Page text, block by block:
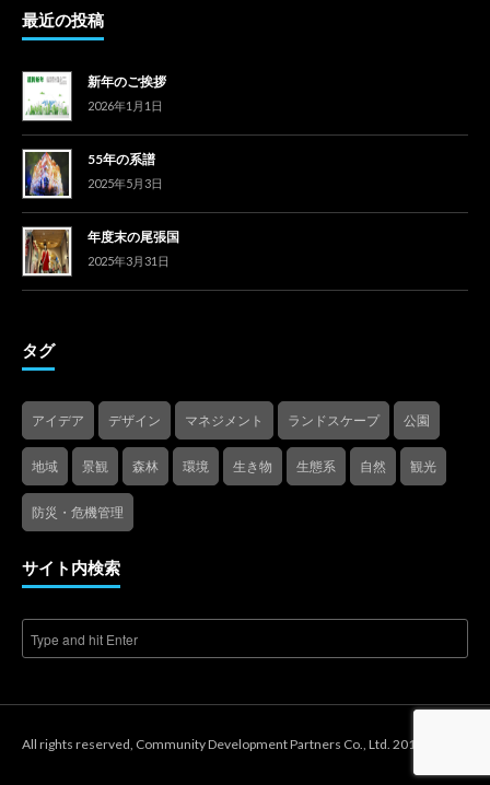
最近の投稿
新年のご挨拶
2026年1月1日
55年の系譜
2025年5月3日
年度末の尾張国
2025年3月31日
タグ
アイデア デザイン マネジメント ランドスケープ 公園
地域 景観 森林 環境 生き物 生態系 自然 観光
防災・危機管理
サイト内検索
All rights reserved, Community Development Partners Co., Ltd. 2018